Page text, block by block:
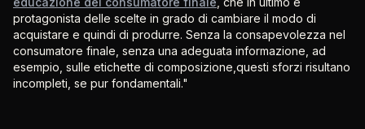
protagonista delle scelte in grado di cambiare il modo di
acquistare e quindi di produrre. Senza la consapevolezza nel
consumatore finale, senza una adeguata informazione, ad
esempio, sulle etichette di composizione,questi sforzi risultano
incompleti, se pur fondamentali."